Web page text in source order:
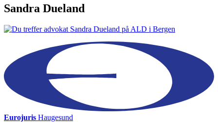
Sandra Dueland
Eurojuris Haugesund